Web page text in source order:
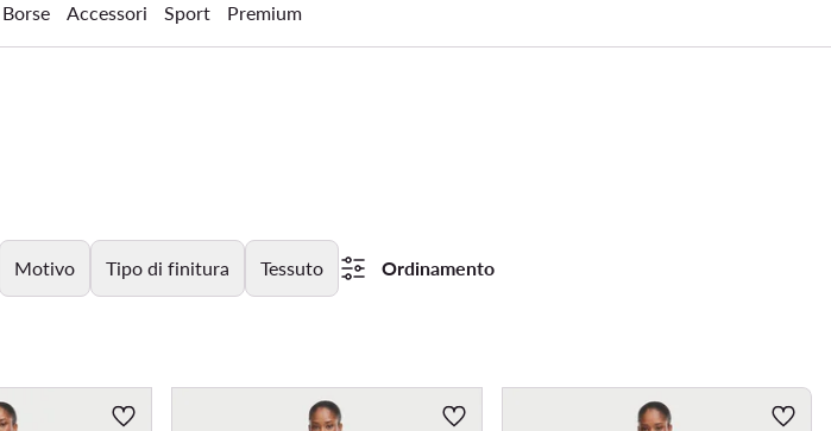
Borse Accessori Sport Premium
Motivo Tipo di finitura Tessuto Ordinamento